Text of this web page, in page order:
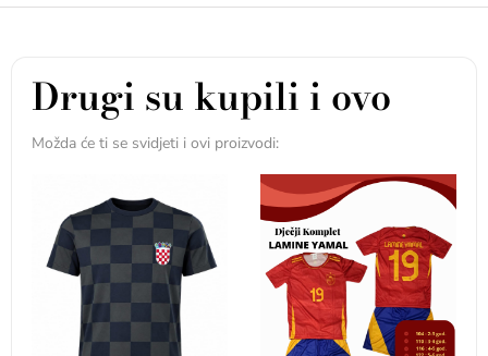
Drugi su kupili i ovo
Možda će ti se svidjeti i ovi proizvodi: